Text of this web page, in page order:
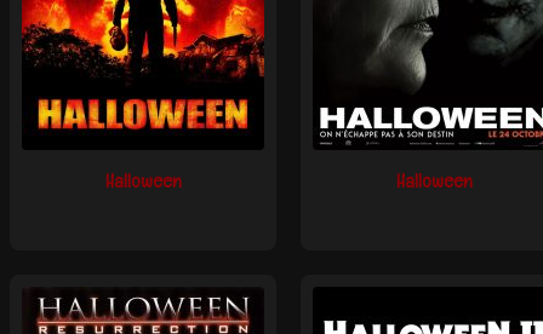
Halloween Halloween